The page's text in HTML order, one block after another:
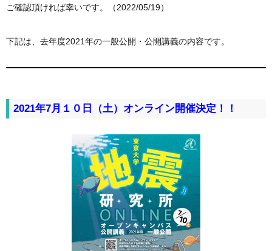
ご確認頂ければ幸いです。（2022/05/19）
下記は、去年度2021年の一般公開・公開講義の内容です。
2021年7月１０日（土）オンライン開催決定！！